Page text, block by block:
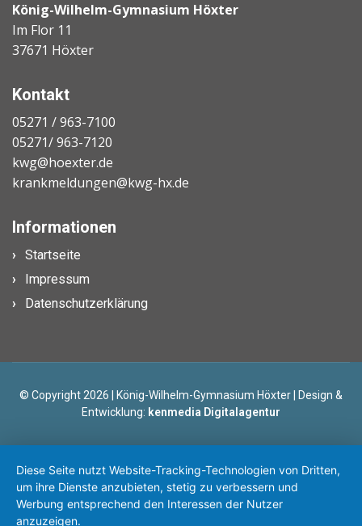
König-Wilhelm-Gymnasium Höxter
Im Flor 11
37671 Höxter
Kontakt
05271 / 963-7100
05271/ 963-7120
kwg@hoexter.de
krankmeldungen@kwg-hx.de
Informationen
Startseite
Impressum
Datenschutzerklärung
© Copyright 2026 | König-Wilhelm-Gymnasium Höxter | Design &
Entwicklung: kenmedia Digitalagentur
Diese Seite nutzt Website-Tracking-Technologien von Dritten,
um ihre Dienste anzubieten, stetig zu verbessern und
Werbung entsprechend den Interessen der Nutzer
anzuzeigen.